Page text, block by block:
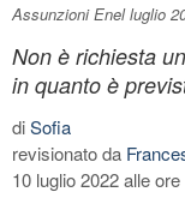
Assunzioni Enel luglio
Non è richiesta
in quanto è
diSofia
revisionato da
10 luglio 2022 alle